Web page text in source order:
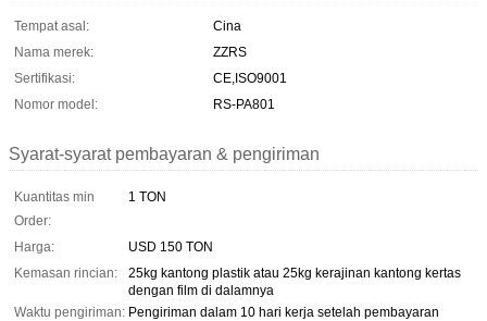
Tempat asal:
Cina
Nama merek:
ZZRS
Sertifikasi:
CE,ISO9001
Nomor model:
RS-PA801
Syarat-syarat pembayaran & pengiriman
Kuantitas min
Order:
1 TON
Harga:
USD 150 TON
Kemasan rincian:
25kg kantong plastik atau 25kg kerajinan kantong kertas
dengan film di dalamnya
Waktu pengiriman: Pengiriman dalam 10 hari kerja setelah pembayaran